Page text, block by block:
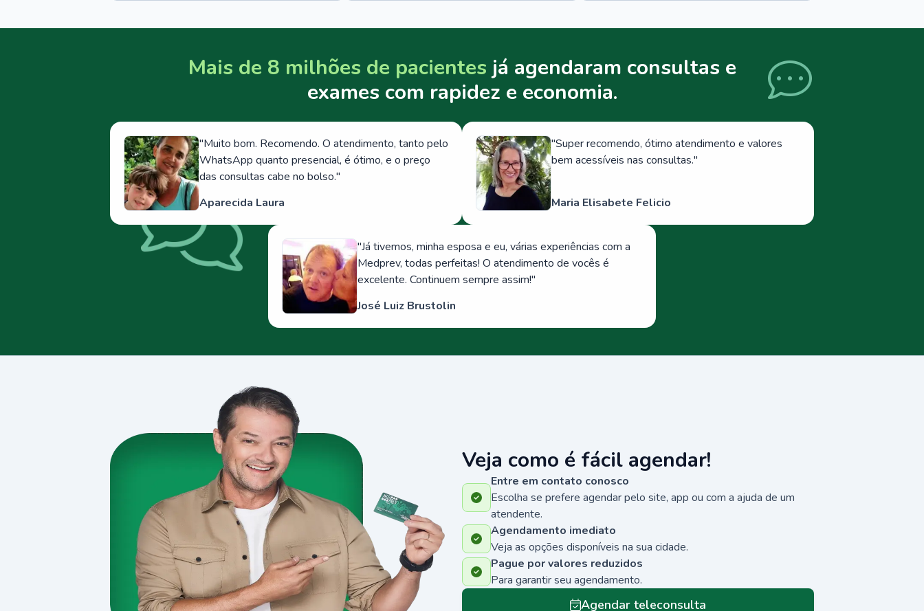
Mais de 8 milhões de pacientes já agendaram consultas e
exames com rapidez e economia.
"Muito bom. Recomendo. O atendimento, tanto pelo
WhatsApp quanto presencial, é ótimo, e o preço
das consultas cabe no bolso."
Aparecida Laura
"Super recomendo, ótimo atendimento e valores
bem acessíveis nas consultas."
Maria Elisabete Felicio
"Já tivemos, minha esposa e eu, várias experiências com a
Medprev, todas perfeitas! O atendimento de vocês é
excelente. Continuem sempre assim!"
José Luiz Brustolin
Veja como é fácil agendar!
Entre em contato conosco
Escolha se prefere agendar pelo site, app ou com a ajuda de um
atendente.
Agendamento imediato
Veja as opções disponíveis na sua cidade.
Pague por valores reduzidos
Para garantir seu agendamento.
Agendar teleconsulta